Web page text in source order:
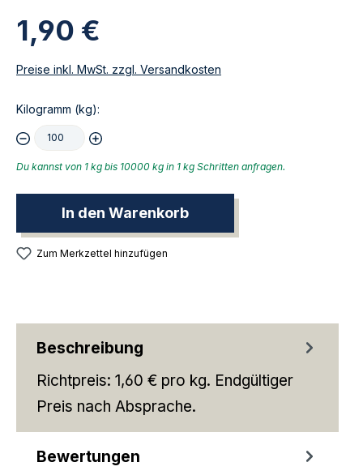
1,90 €
Preise inkl. MwSt. zzgl. Versandkosten
Kilogramm (kg):
Du kannst von 1 kg bis 10000 kg in 1 kg Schritten anfragen.
In den Warenkorb
Zum Merkzettel hinzufügen
Beschreibung
Richtpreis: 1,60 € pro kg. Endgültiger
Preis nach Absprache.
Bewertungen